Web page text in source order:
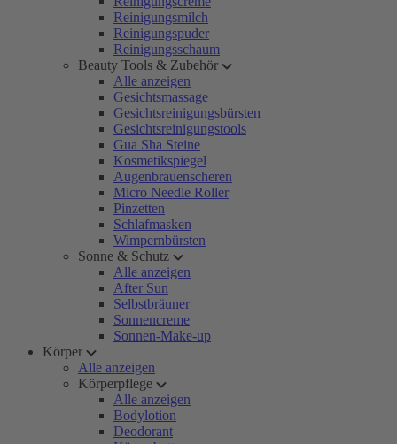
Reinigungsmilch
Reinigungspuder
Reinigungsschaum
Beauty Tools & Zubehör
Alle anzeigen
Gesichtsmassage
Gesichtsreinigungsbürsten
Gesichtsreinigungstools
Gua Sha Steine
Kosmetikspiegel
Augenbrauenscheren
Micro Needle Roller
Pinzetten
Schlafmasken
Wimpernbürsten
Sonne & Schutz
Alle anzeigen
After Sun
Selbstbräuner
Sonnencreme
Sonnen-Make-up
Körper
Alle anzeigen
Körperpflege
Alle anzeigen
Bodylotion
Deodorant